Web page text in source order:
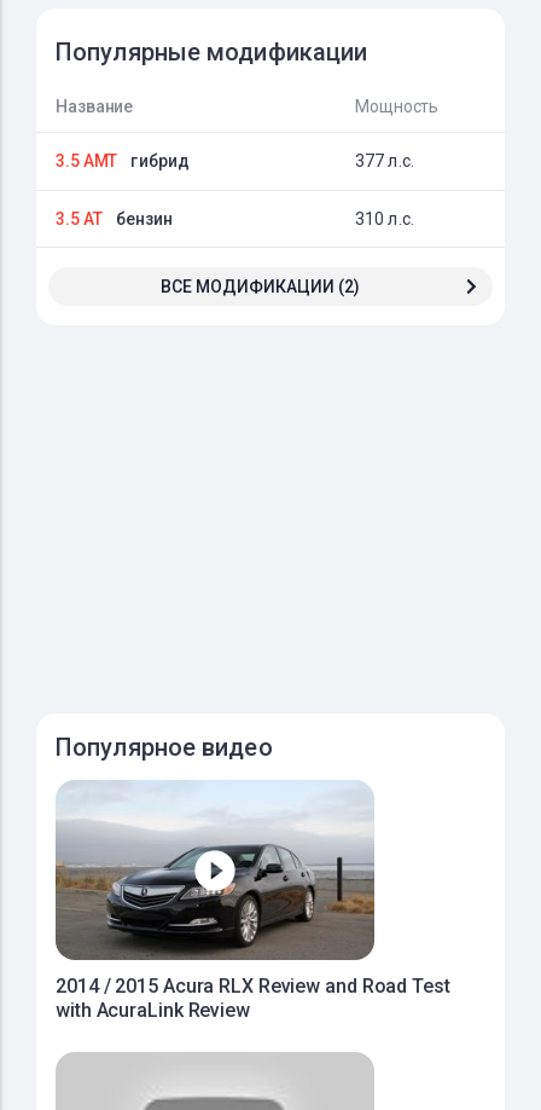
Популярные модификации
Название Мощность
3.5 AMT гибрид 377 л.с.
3.5 AT бензин 310 л.с.
ВСЕ МОДИФИКАЦИИ (2)
Популярное видео
2014 / 2015 Acura RLX Review and Road Test
with AcuraLink Review